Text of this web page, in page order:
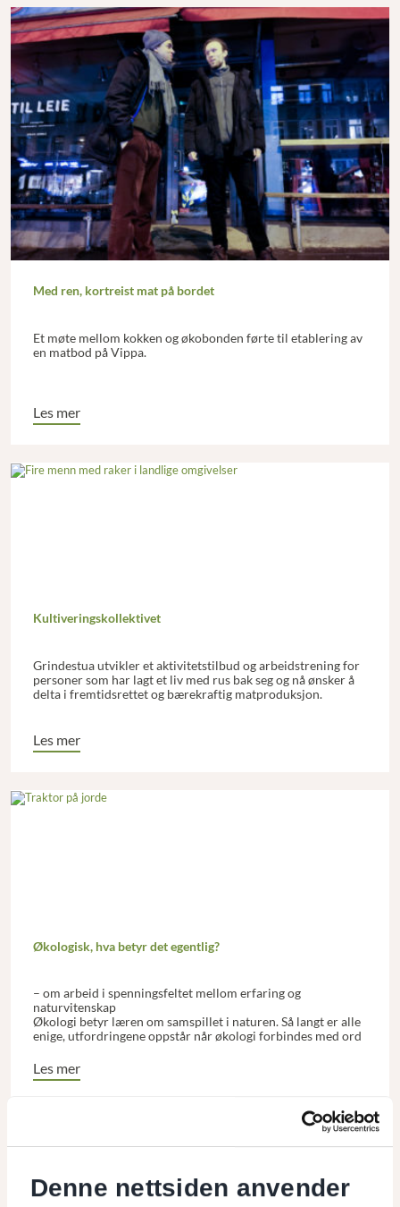
Denne nettsiden anvender
Med ren, kortreist mat på bordet
Et møte mellom kokken og økobonden førte til etablering av
en matbod på Vippa.
Les mer
Kultiveringskollektivet
Grindestua utvikler et aktivitetstilbud og arbeidstrening for
personer som har lagt et liv med rus bak seg og nå ønsker å
delta i fremtidsrettet og bærekraftig matproduksjon.
Les mer
Økologisk, hva betyr det egentlig?
– om arbeid i spenningsfeltet mellom erfaring og
naturvitenskap
Økologi betyr læren om samspillet i naturen. Så langt er alle
enige, utfordringene oppstår når økologi forbindes med ord
Intensjonen bak slike sammenstillinger er ønsket om en
praksis som harmonerer med samspillet i naturen. Men det
Les mer